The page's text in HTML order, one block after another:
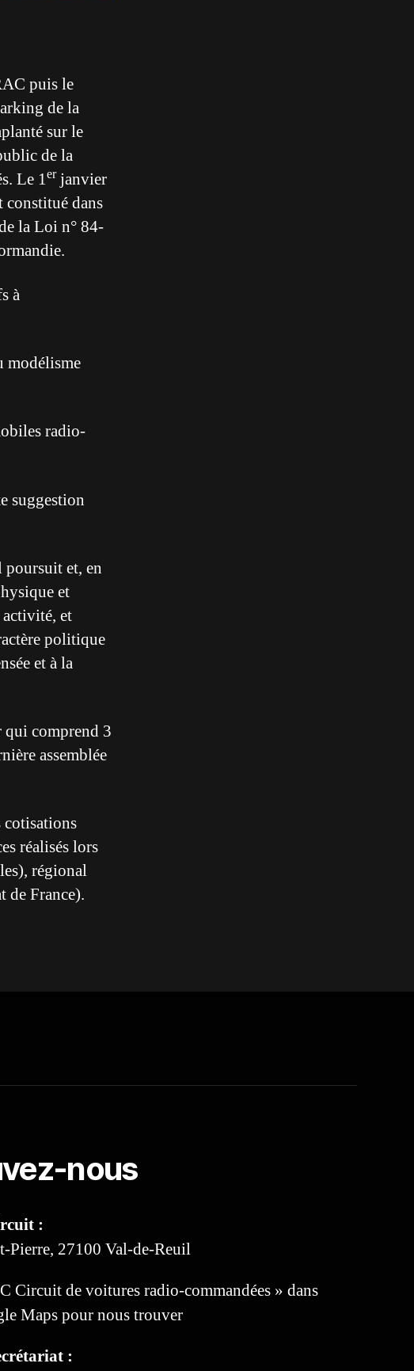
puis le
de la
sur le
de la
Le 1erjanvier
constitué dans
la Loi n° 84-
à
modélisme
radio-
suggestion
poursuit et, en
et
activité, et
politique
et à la
qui comprend 3
assemblée
cotisations
réalisés lors
régional
de France).
nous
:
Pierre, 27100 Val-de-Reuil
Circuit de voitures radio-commandées » dans
Maps pour nous trouver
: